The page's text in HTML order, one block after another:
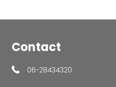
Contact
06-28434320